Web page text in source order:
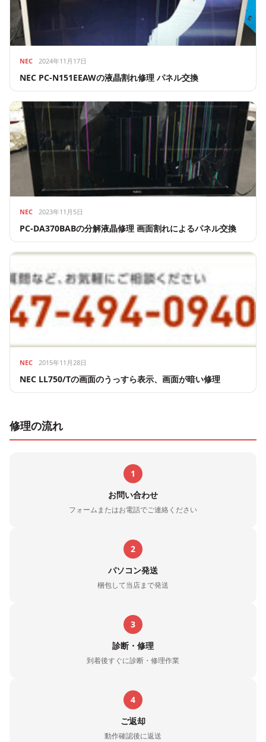
NEC 2024年11月17日
NEC PC-N151EEAWの液晶割れ修理 パネル交換
NEC 2023年11月5日
PC-DA370BABの分解液晶修理 画面割れによるパネル交換
NEC 2015年11月28日
NEC LL750/Tの画面のうっすら表示、画面が暗い修理
修理の流れ
1
お問い合わせ
フォームまたはお電話でご連絡ください
2
パソコン発送
梱包して当店まで発送
3
診断・修理
到着後すぐに診断・修理作業
4
ご返却
動作確認後に返送